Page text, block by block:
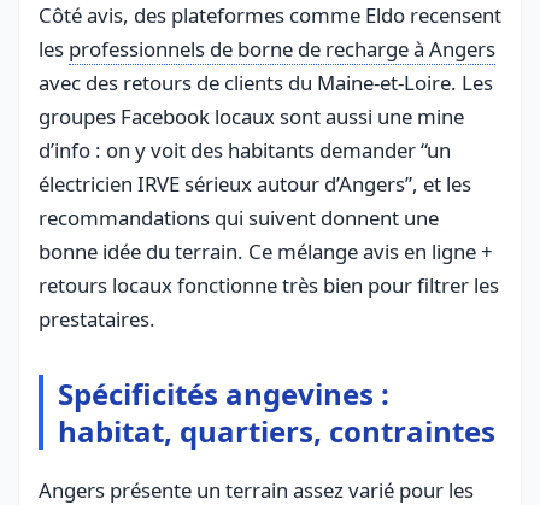
Côté avis, des plateformes comme Eldo recensent
les professionnels de borne de recharge à Angers
avec des retours de clients du Maine-et-Loire. Les
groupes Facebook locaux sont aussi une mine
d’info : on y voit des habitants demander “un
électricien IRVE sérieux autour d’Angers”, et les
recommandations qui suivent donnent une
bonne idée du terrain. Ce mélange avis en ligne +
retours locaux fonctionne très bien pour filtrer les
prestataires.
Spécificités angevines :
habitat, quartiers, contraintes
Angers présente un terrain assez varié pour les